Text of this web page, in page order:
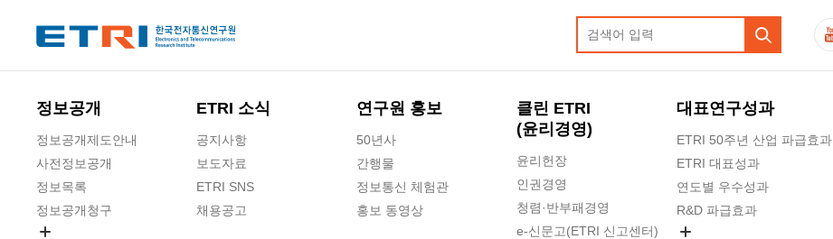
정보공개
정보공개제도안내
사전정보공개
정보목록
정보공개청구
ETRI 소식
공지사항
보도자료
ETRI SNS
채용공고
연구원 홍보
50년사
간행물
정보통신 체험관
홍보 동영상
클린 ETRI
(윤리경영)
윤리헌장
인권경영
청렴·반부패경영
e-신문고(ETRI 신고센터)
대표연구성과
ETRI 50주년 산업 파급효과
ETRI 대표성과
연도별 우수성과
R&D 파급효과